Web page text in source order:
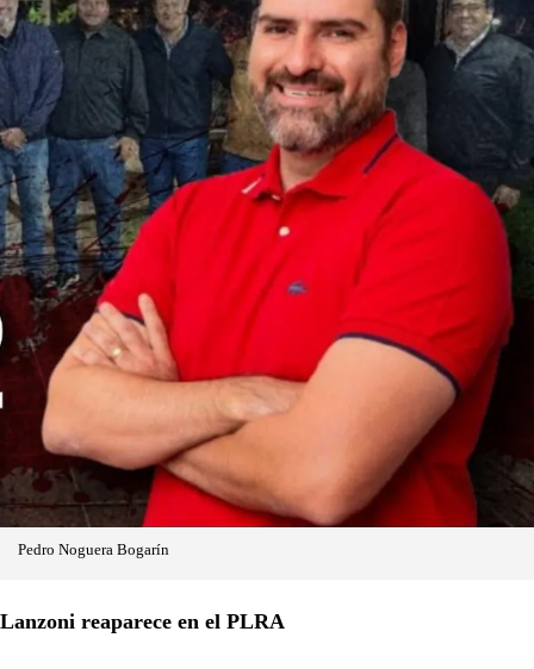
Pedro Noguera Bogarín
Lanzoni reaparece en el PLRA